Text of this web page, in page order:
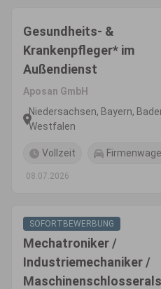
Gesundheits- &
Krankenpfleger* im
Außendienst
Aposan GmbH
Niedersachsen, Bayern,
Westfalen
Vollzeit
08.07.2026
SOFORTBEWERBUNG
Mechatroniker /
Industriemechaniker /
Maschinenschlosserals